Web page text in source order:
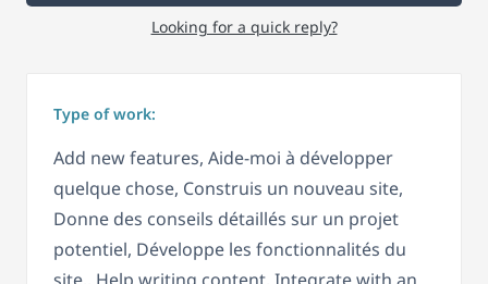
Looking for a quick reply?
Type of work:
Add new features, Aide-moi à développer
quelque chose, Construis un nouveau site,
Donne des conseils détaillés sur un projet
potentiel, Développe les fonctionnalités du
site., Help writing content, Integrate with an